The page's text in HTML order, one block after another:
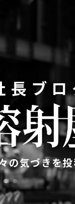
長ブロ
の気づきを